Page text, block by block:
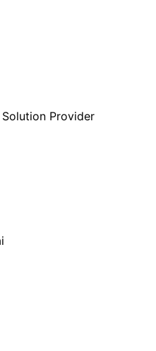
Provider